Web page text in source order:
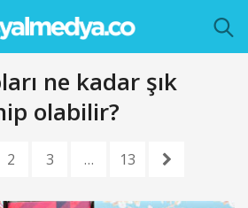
ne kadar şık
olabilir?
2 3 … 13